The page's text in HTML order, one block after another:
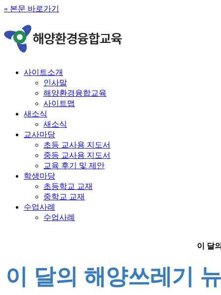
» 본문 바로가기
사이트소개
인사말
해양환경융합교육
사이트맵
새소식
새소식
교사마당
초등 교사용 지도서
중등 교사용 지도서
교육 후기 및 제안
학생마당
초등학교 교재
중학교 교재
수업사례
수업사례
이 달
이 달의 해양쓰레기